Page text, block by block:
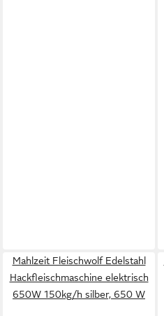
Mahlzeit Fleischwolf Edelstahl
Hackfleischmaschine elektrisch
650W 150kg/h silber, 650 W